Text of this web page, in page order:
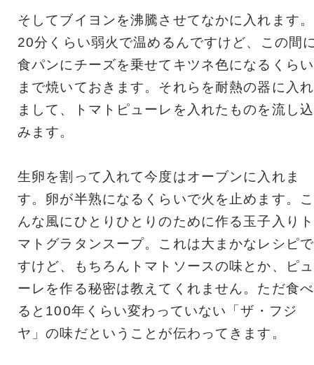
そしてブイヨンを沸騰させてなかに入れます。
20分くらい弱火で温めるんですけど、この間
食パンにチーズを乗せてキツネ色になるくらい
まで焼いておきます。それらを耐熱の器に入れ
まして、トマトピューレを入れたものを流し込
みます。
生卵を割って入れて今度はオーブンに入れま
す。卵が半熟になるくらいで火を止めます。こ
んな風にひとりひとりのために作る玉子入りト
マトグラタンスープ。これは大まかなレシピで
すけど、もちろんトマトソースの味とか、ピュ
ーレを作る秘密は教えてくれません。ただ食べ
ると100年くらい変わっていない「ザ・フジ
ヤ」の味だということが伝わってきます。